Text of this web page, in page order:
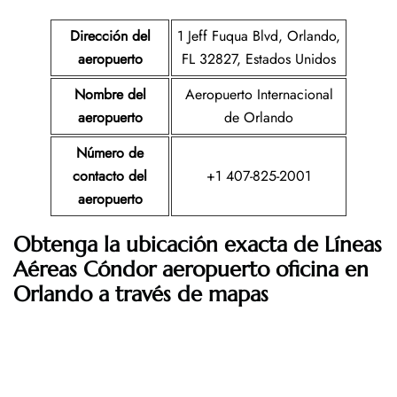
Dirección del
aeropuerto
1 Jeff Fuqua Blvd, Orlando,
FL 32827, Estados Unidos
Nombre del
aeropuerto
Aeropuerto Internacional
de Orlando
Número de
contacto del
aeropuerto
+1 407-825-2001
Obtenga la ubicación exacta de Líneas
Aéreas Cóndor aeropuerto oficina en
Orlando a través de mapas